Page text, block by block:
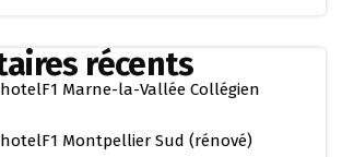
récents
hotelF1 Marne-la-Vallée Collégien
hotelF1 Montpellier Sud (rénové)